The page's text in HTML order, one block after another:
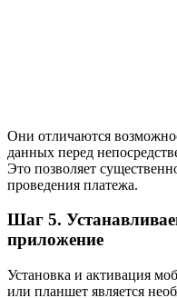
Они отличаются
данных перед
Это позволяет
проведения платежа.
Шаг 5.
приложение
Установка и активация
или планшет является